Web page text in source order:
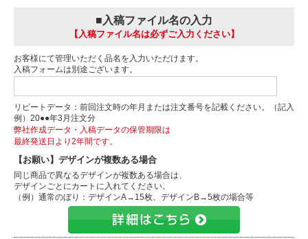
■入稿ファイル名の入力
【入稿ファイル名は必ずご入力ください】
お客様にて管理いただく品名を入力いただけます。
入稿フォームは別途ございます。
リピートデータ：前回注文時の年月または注文番号を記載ください。（記入
例）20●●年3月注文分
弊社作成データ・入稿データの保管期限は
最終発送日より2年間です。
【お願い】デザインが複数ある場合
同じ商品で異なるデザインが複数ある場合は、
デザインごとにカートに入れてください。
（例）通常のぼり：デザインA→15枚、デザインB→5枚の場合等